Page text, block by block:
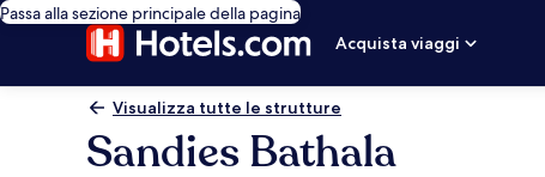
Passa alla sezione principale della pagina
Acquista viaggi
Visualizza tutte le strutture
Sandies Bathala